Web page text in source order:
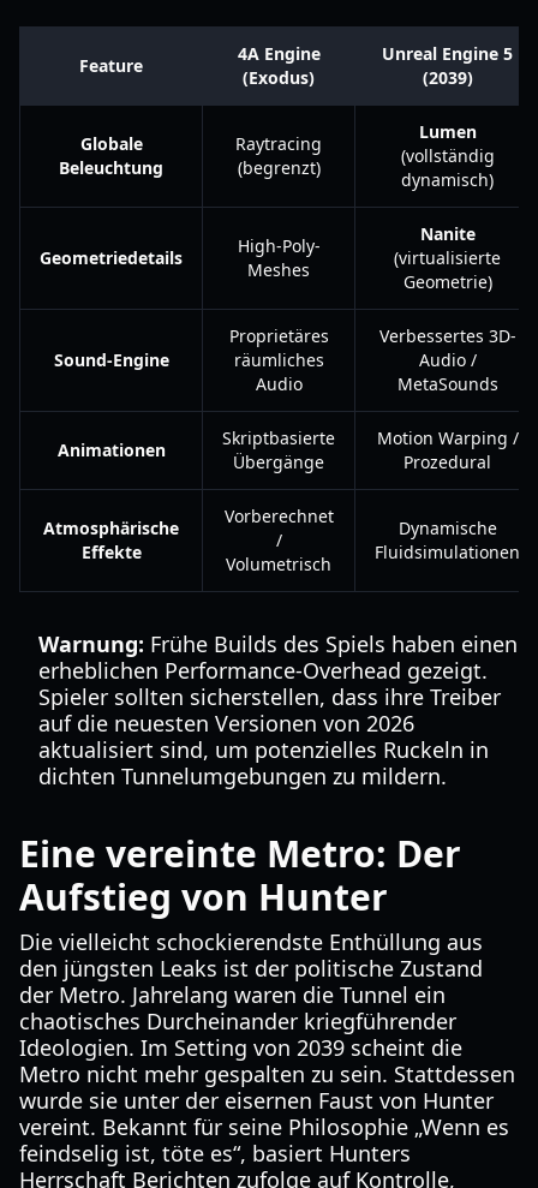
Feature
4A Engine
(Exodus)
Unreal Engine 5
(2039)
Globale
Beleuchtung
Raytracing
(begrenzt)
Lumen
(vollständig
dynamisch)
Geometriedetails
High-Poly-
Meshes
Nanite
(virtualisierte
Geometrie)
Sound-Engine
Proprietäres
räumliches
Audio
Verbessertes 3D-
Audio /
MetaSounds
Animationen
Skriptbasierte
Übergänge
Motion Warping /
Prozedural
Atmosphärische
Effekte
Vorberechnet
/
Volumetrisch
Dynamische
Fluidsimulationen
Warnung: Frühe Builds des Spiels haben einen
erheblichen Performance-Overhead gezeigt.
Spieler sollten sicherstellen, dass ihre Treiber
auf die neuesten Versionen von 2026
aktualisiert sind, um potenzielles Ruckeln in
dichten Tunnelumgebungen zu mildern.
Eine vereinte Metro: Der
Aufstieg von Hunter
Die vielleicht schockierendste Enthüllung aus
den jüngsten Leaks ist der politische Zustand
der Metro. Jahrelang waren die Tunnel ein
chaotisches Durcheinander kriegführender
Ideologien. Im Setting von 2039 scheint die
Metro nicht mehr gespalten zu sein. Stattdessen
wurde sie unter der eisernen Faust von Hunter
vereint. Bekannt für seine Philosophie „Wenn es
feindselig ist, töte es“, basiert Hunters
Herrschaft Berichten zufolge auf Kontrolle,